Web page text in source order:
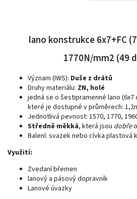
lano konstrukce 6x7+FC
1770N/mm2 (49
Význam (IWS): Duše z drátů
Druhy materiálu: ZN, holé
jedná se o šestipramenné lano (6x7
které je dostupné v průměrech:
Jednotlivá pevnost: 1570, 1770,
Středně měkká, která jsou dobře
Balení: svazek nebo cívka plastová
Využití:
Zvedaní břemen
lanový a pásový dopravník
Lanové úvazky